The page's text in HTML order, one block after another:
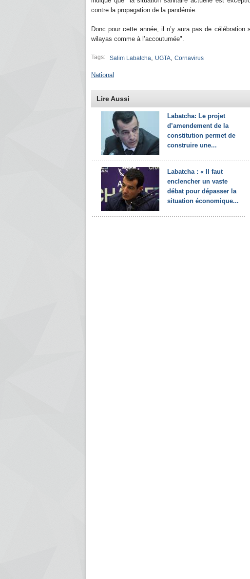
contre la propagation de la pandémie.
Donc pour cette année, il n’y aura pas de
wilayas comme à l’accoutumée".
Tags: Salim Labatcha, UGTA, Cornavirus
National
Lire Aussi
Labatcha: Le projet
d’amendement de la
constitution permet de
construire une...
Labatcha : « Il faut
enclencher un vaste
débat pour dépasser la
situation économique...